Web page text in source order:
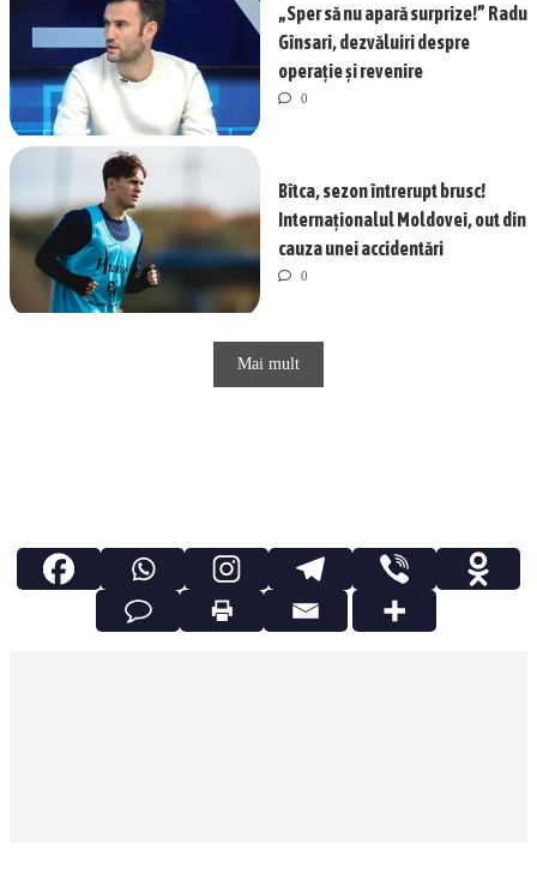
„Sper să nu apară surprize!” Radu
Gînsari, dezvăluiri despre
operație și revenire
0
Bîtca, sezon întrerupt brusc!
Internaționalul Moldovei, out din
cauza unei accidentări
0
Mai mult